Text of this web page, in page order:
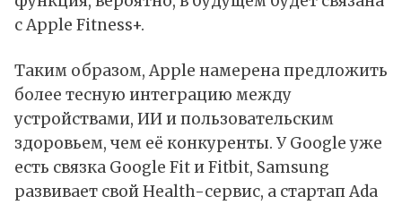
сApple Fitness+.
Таким образом, Apple намерена предложить
более тесную интеграцию между
устройствами, ИИи пользовательским
здоровьем, чем её конкуренты. УGoogleуже
есть связка Google Fit и Fitbit, Samsung
развивает свой Health-сервис, а стартап Ada